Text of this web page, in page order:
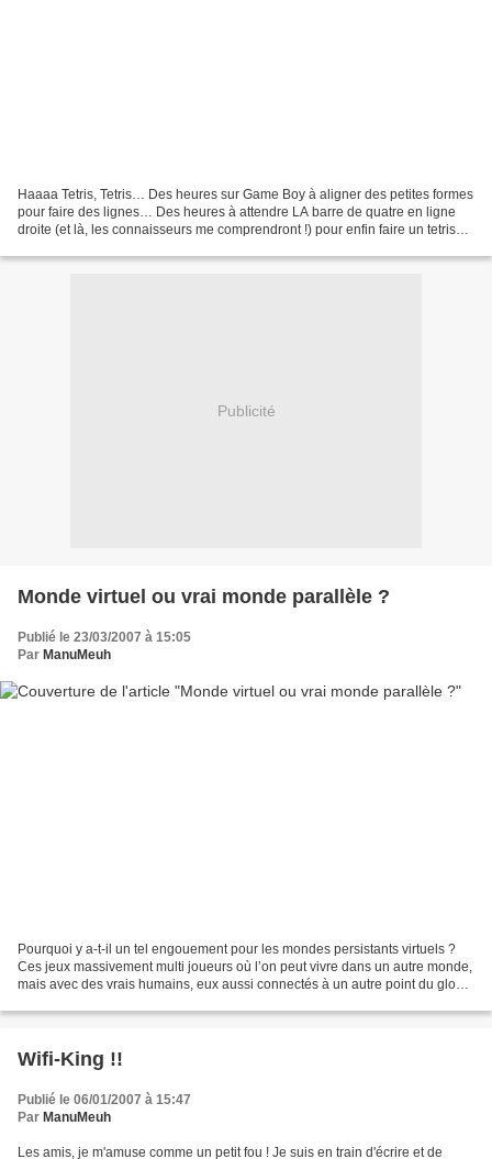
Haaaa Tetris, Tetris… Des heures sur Game Boy à aligner des petites formes
pour faire des lignes… Des heures à attendre LA barre de quatre en ligne
droite (et là, les connaisseurs me comprendront !) pour enfin faire un tetris
Publicité
Monde virtuel ou vrai monde parallèle ?
Publié le 23/03/2007 à 15:05
Par ManuMeuh
Pourquoi y a-t-il un tel engouement pour les mondes persistants virtuels ?
Ces jeux massivement multi joueurs où l’on peut vivre dans un autre monde,
mais avec des vrais humains, eux aussi connectés à un autre point du globe.
Wifi-King !!
Publié le 06/01/2007 à 15:47
Par ManuMeuh
Les amis, je m'amuse comme un petit fou ! Je suis en train d'écrire et de